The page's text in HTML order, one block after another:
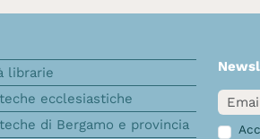
librarie
ecclesiastiche
di Bergamo e provincia
Email